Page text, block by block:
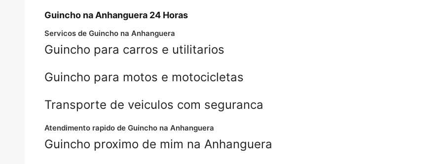
Guincho na Anhanguera 24 Horas
Servicos de Guincho na Anhanguera
Guincho para carros e utilitarios
Guincho para motos e motocicletas
Transporte de veiculos com seguranca
Atendimento rapido de Guincho na Anhanguera
Guincho proximo de mim na Anhanguera